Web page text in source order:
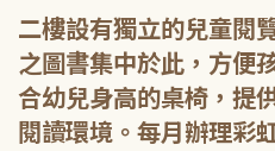
二樓設有獨立的兒童閱
之圖書集中於此，方便
合幼兒身高的桌椅，提
閱讀環境。每月辦理彩